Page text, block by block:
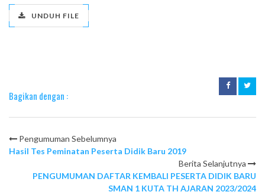
UNDUH FILE
Bagikan dengan :
Pengumuman Sebelumnya
Hasil Tes Peminatan Peserta Didik Baru 2019
Berita Selanjutnya
PENGUMUMAN DAFTAR KEMBALI PESERTA DIDIK BARU
SMAN 1 KUTA TH AJARAN 2023/2024